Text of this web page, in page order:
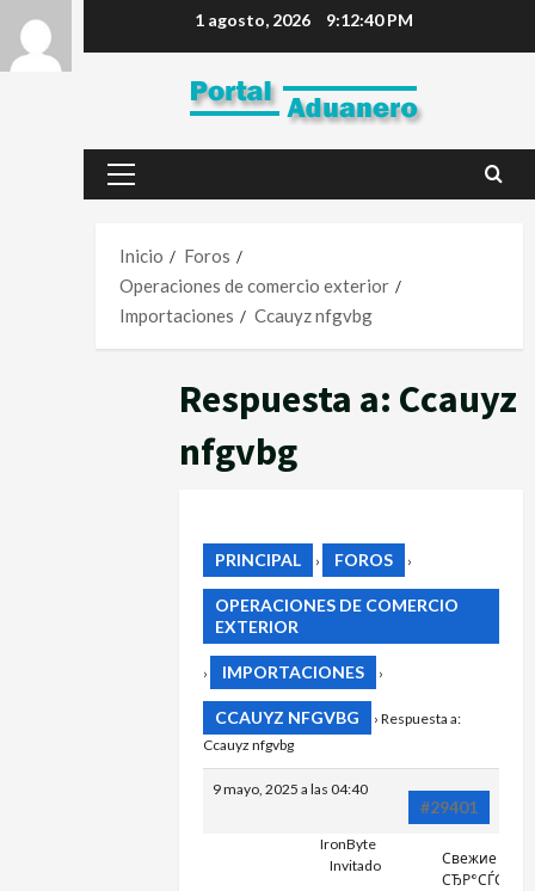
1 agosto, 2026 9:12:41 PM
Inicio
Foros
Operaciones de comercio exterior
Importaciones
Ccauyz nfgvbg
Respuesta a: Ccauyz
nfgvbg
PRINCIPAL › FOROS ›
OPERACIONES DE COMERCIO
EXTERIOR
› IMPORTACIONES ›
CCAUYZ NFGVBG › Respuesta a:
Ccauyz nfgvbg
9 mayo, 2025 a las 04:40
#29401
IronByte
Invitado
Свежие